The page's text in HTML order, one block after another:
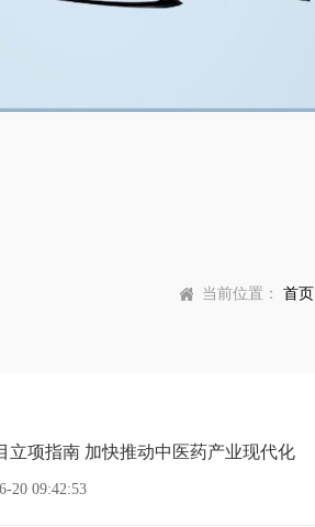
当前位置： 首页
立项指南 加快推动中医药产业现代化
20 09:42:53